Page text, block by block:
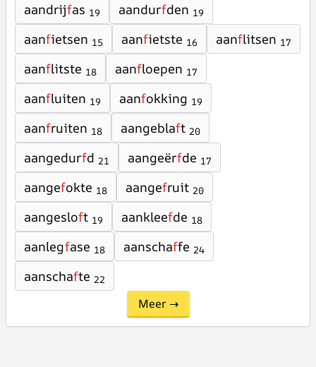
aandrijfas 19 aandurfden 19
aanfietsen 15 aanfietste 16 aanflitsen 17
aanflitste 18 aanfloepen 17
aanfluiten 19 aanfokking 19
aanfruiten 18 aangeblaft 20
aangedurfd 21 aangeërfde 17
aangefokte 18 aangefruit 20
aangesloft 19 aankleefde 18
aanlegfase 18 aanschaffe 24
aanschafte 22
Meer →